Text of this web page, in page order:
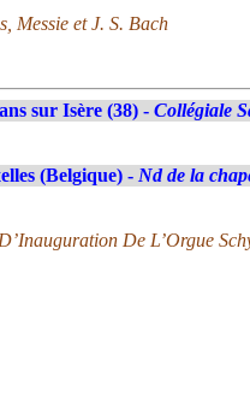
Messie et J. S. Bach
sur Isère (38) - Collégiale
(Belgique) - Nd de la
De L’Orgue